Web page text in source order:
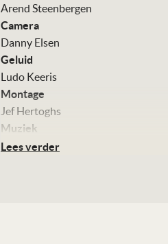
Arend Steenbergen
Camera
Danny Elsen
Geluid
Ludo Keeris
Montage
Jef Hertoghs
Muziek
Sound Palette
Lees verder